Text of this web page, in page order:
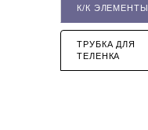
К/К ЭЛЕМЕНТЫ
ТРУБКА ДЛЯ
ТЕЛЕНКА